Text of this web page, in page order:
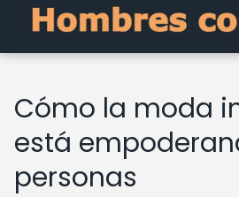
Cómo la moda
está
personas